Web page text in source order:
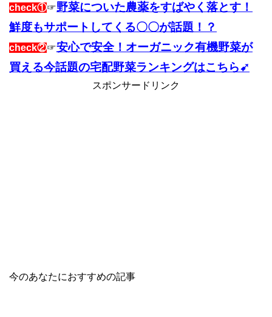
check①☞野菜についた農薬をすばやく落とす！
鮮度もサポートしてくる〇〇が話題！？
check②☞安心で安全！オーガニック有機野菜が
買える今話題の宅配野菜ランキングはこちら➹
スポンサードリンク
今のあなたにおすすめの記事